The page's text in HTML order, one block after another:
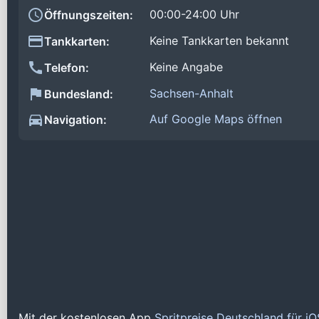
Öffnungszeiten:
00:00-24:00 Uhr
Tankkarten:
Keine Tankkarten bekannt
Telefon:
Keine Angabe
Bundesland:
Sachsen-Anhalt
Navigation:
Auf Google Maps öffnen